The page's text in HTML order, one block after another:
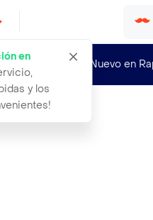
en
y los
¿Nuevo en